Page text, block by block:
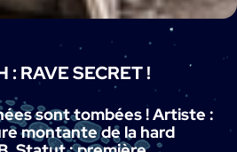
RAVE SECRET !
sont tombées ! Artiste :
montante de la hard